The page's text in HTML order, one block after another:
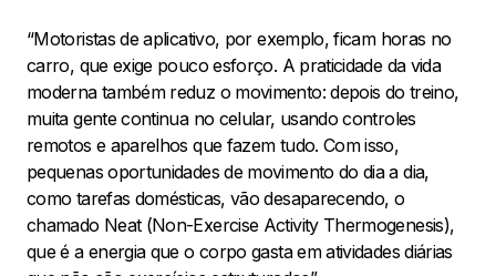
“Motoristas de aplicativo, por exemplo, ficam horas no
carro, que exige pouco esforço. A praticidade da vida
moderna também reduz o movimento: depois do treino,
muita gente continua no celular, usando controles
remotos e aparelhos que fazem tudo. Com isso,
pequenas oportunidades de movimento do dia a dia,
como tarefas domésticas, vão desaparecendo, o
chamado Neat (Non-Exercise Activity Thermogenesis),
que é a energia que o corpo gasta em atividades diárias